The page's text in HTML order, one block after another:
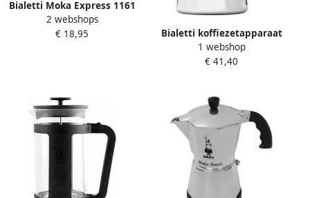
Bialetti Moka Express 1161
Espressomachine
2 webshops
€ 18,95
Bialetti koffiezetapparaat
1 webshop
€ 41,40